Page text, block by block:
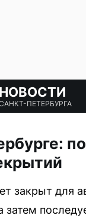
НОВОСТИ
ПЕТЕРБУРГА
закрыт для
затем